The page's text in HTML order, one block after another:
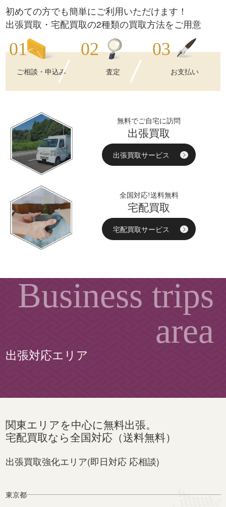
初めての方でも簡単にご利用いただけます！
出張買取・宅配買取の2種類の買取方法をご用意
ご相談・申込み 査定 お支払い
無料でご自宅に訪問
出張買取
出張買取サービス
全国対応!送料無料
宅配買取
宅配買取サービス
出張対応エリア
関東エリアを中心に無料出張。
宅配買取なら全国対応（送料無料）
出張買取強化エリア(即日対応 応相談)
東京都